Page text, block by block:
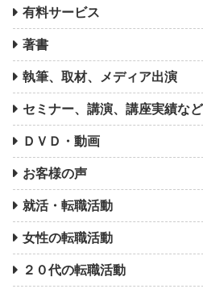
有料サービス
著書
執筆、取材、メディア出演
セミナー、講演、講座実績など
ＤＶＤ・動画
お客様の声
就活・転職活動
女性の転職活動
２０代の転職活動